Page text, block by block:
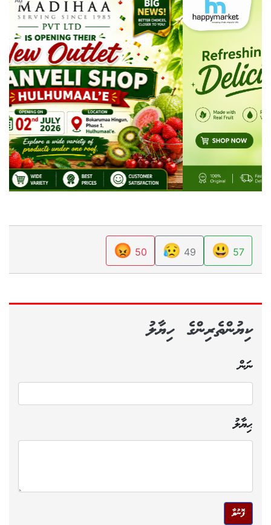
57
😃
49
😥
50
😡
ކިޔުންތެރިންގެ ހިޔާލު
ނަން
ޙިޔާލު
ފޮނުވާ